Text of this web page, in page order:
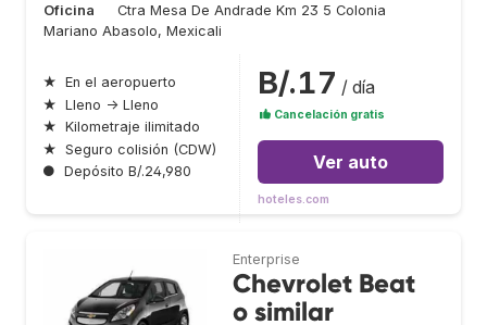
Oficina
Ctra Mesa De Andrade Km 23 5 Colonia
Mariano Abasolo, Mexicali
★ En el aeropuerto
★ Lleno → Lleno
★ Kilometraje ilimitado
★ Seguro colisión (CDW)
● Depósito B/.24,980
B/.17 / día
Cancelación gratis
Ver auto
hoteles.com
Enterprise
Chevrolet Beat
o similar